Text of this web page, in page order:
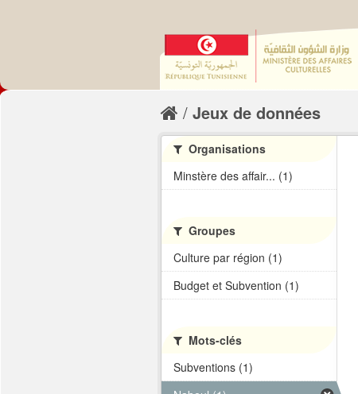
Jeux de données
Organisations
Minstère des affair... (1)
Groupes
Culture par région (1)
Budget et Subvention (1)
Mots-clés
Subventions (1)